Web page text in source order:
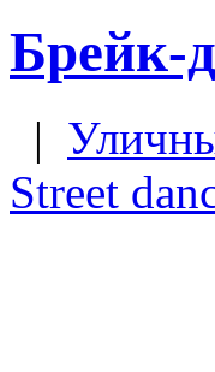
Брейк-
|
Street